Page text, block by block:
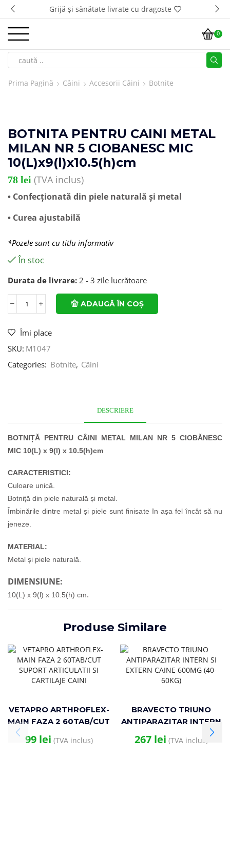
Grijă și sănătate livrate cu dragoste
0
Prima Pagină Câini Accesorii Câini Botnite
BOTNITA PENTRU CAINI METAL
MILAN NR 5 CIOBANESC MIC
10(L)x9(l)x10.5(h)cm
78 lei (TVA inclus)
• Confecționată din piele naturală și metal
• Curea ajustabilă
*Pozele sunt cu titlu informativ
În stoc
Durata de livrare: 2 - 3 zile lucrătoare
ADAUGĂ ÎN COȘ
Îmi place
SKU: M1047
Categories: Botnite, Câini
DESCRIERE
BOTNIȚĂ PENTRU CÂINI METAL MILAN NR 5 CIOBĂNESC
MIC 10(L) x 9(l) x 10.5(h)cm
CARACTERISTICI:
Culoare unică.
Botniță din piele naturală și metal.
Îmbinările dintre metal și piele sunt finisate în așa fel încât să nu
jeneze.
MATERIAL:
Metal și piele naturală.
DIMENSIUNE:
10(L) x 9(l) x 10.5(h) cm.
Produse Similare
VETAPRO ARTHROFLEX-
MAIN FAZA 2 60TAB/CUT
SUPORT ARTICULATII SI
CARTILAJE CAINI
99 lei (TVA inclus)
BRAVECTO TRIUNO
ANTIPARAZITAR INTERN
SI EXTERN CAINE 600MG
(40-60KG)
267 lei (TVA inclus)